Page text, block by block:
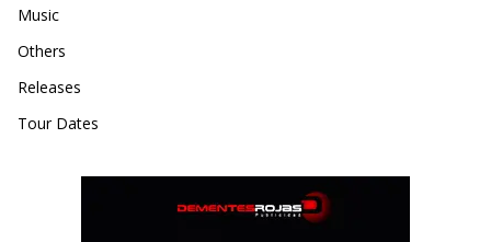
Music
Others
Releases
Tour Dates